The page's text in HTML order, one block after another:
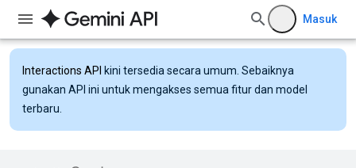
Masuk
Interactions API kini tersedia secara umum. Sebaiknya
gunakan API ini untuk mengakses semua fitur dan model
terbaru.